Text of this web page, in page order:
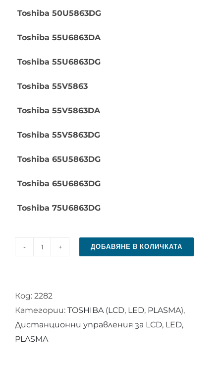
Toshiba 50U5863DG
Toshiba 55U6863DA
Toshiba 55U6863DG
Toshiba 55V5863
Toshiba 55V5863DA
Toshiba 55V5863DG
Toshiba 65U5863DG
Toshiba 65U6863DG
Toshiba 75U6863DG
количество
управление
за
TOSHIBA
CT-
ДОБАВЯНЕ В КОЛИЧКАТА
Код: 2282
Категории: TOSHIBA (LCD, LED, PLASMA),
Дистанционни управления за LCD, LED,
PLASMA